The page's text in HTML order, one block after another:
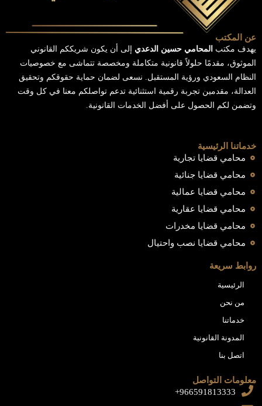
عن المكتب
يهدف مكتب المحامي حسين الدعدي إلى أن يكون شريككم القانوني
الموثوق، مقدمًا حلولاً قانونية متكاملة ومخصصة تتماشى مع خصوصيات
النظام السعودي ورؤية المستقبل. نسعى لضمان حماية حقوقكم وتحقيق
العدالة، مقدمين تجربة رقمية استثنائية تدعم تواصلكم معنا في كل وقت
وتضمن لكم الحصول على أفضل الخدمات القانونية.
خدماتنا الرئيسية
محامي قضايا تجارية
محامي قضايا جنائية
محامي قضايا عمالية
محامي قضايا عقارية
محامي قضايا مخدرات
محامي قضايا نصب واحتيال
روابط سريعة
الرئيسية
من نحن
خدماتنا
المدونة القانونية
اتصل بنا
معلومات التواصل
966591813333+